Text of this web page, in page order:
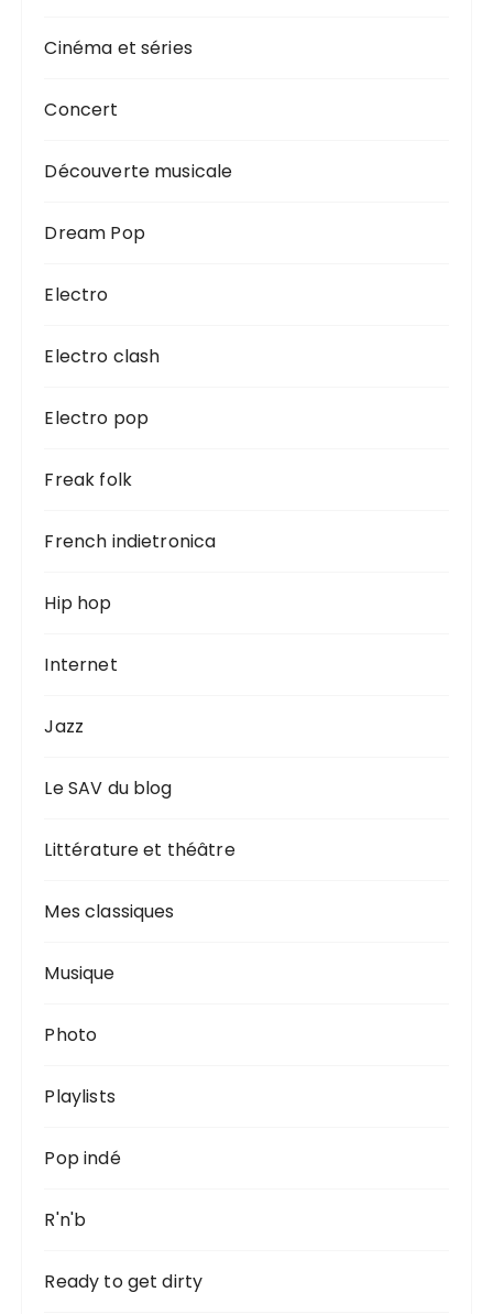
Cinéma et séries
Concert
Découverte musicale
Dream Pop
Electro
Electro clash
Electro pop
Freak folk
French indietronica
Hip hop
Internet
Jazz
Le SAV du blog
Littérature et théâtre
Mes classiques
Musique
Photo
Playlists
Pop indé
R'n'b
Ready to get dirty